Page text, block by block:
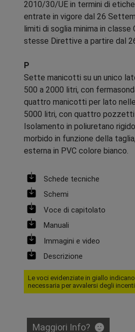
2010/30/UE in termini di
entrate in vigore dal 26
limiti di soglia minima in classe
stesse Direttive a partire dal
P
Sette manicotti su un unico
500 a 2000 litri, con
quattro manicotti per lato
5000 litri, con quattro pozzetti
Isolamento in poliuretano
morbido in funzione della
esterna in PVC colore bianco.
Schede tecniche
Schemi
Voce di capitolato
Manuali
Immagini e video
Descrizione
Le voci evidenziate in giallo
necessaria per avvalersi degli
Maggiori Info?